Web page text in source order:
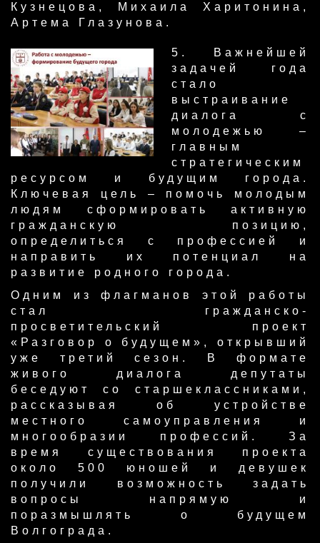
Кузнецова, Михаила Харитонина,
Артема Глазунова.
5. Важнейшей
задачей года
стало
выстраивание
диалога с
молодежью –
главным
стратегическим
ресурсом и будущим города.
Ключевая цель – помочь молодым
людям сформировать активную
гражданскую позицию,
определиться с профессией и
направить их потенциал на
развитие родного города.
Одним из флагманов этой работы
стал гражданско-
просветительский проект
«Разговор о будущем», открывший
уже третий сезон. В формате
живого диалога депутаты
беседуют со старшеклассниками,
рассказывая об устройстве
местного самоуправления и
многообразии профессий. За
время существования проекта
около 500 юношей и девушек
получили возможность задать
вопросы напрямую и
поразмышлять о будущем
Волгограда.